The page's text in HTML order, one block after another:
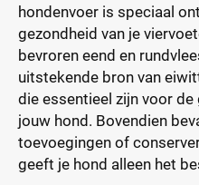
hondenvoer is speciaal
gezondheid van je
bevroren eend en
uitstekende bron van
die essentieel zijn voor de
jouw hond. Bovendien
toevoegingen of
geeft je hond alleen het